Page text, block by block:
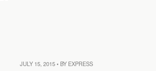
JULY 15, 2015 • BY EXPRESS